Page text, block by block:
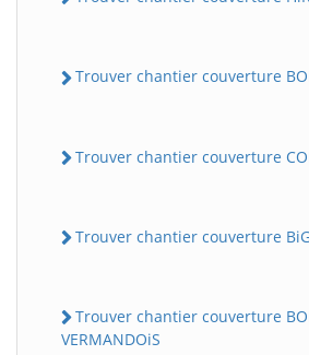
Trouver chantier couverture
Trouver chantier couverture
Trouver chantier couverture
Trouver chantier couverture
VERMANDOiS